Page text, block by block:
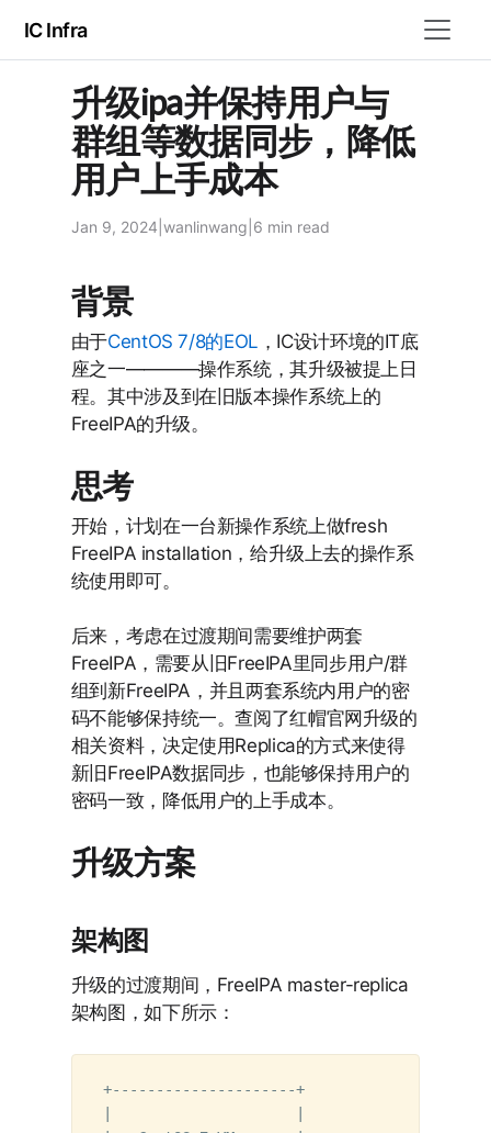
IC Infra
升级ipa并保持用户与
群组等数据同步，降低
用户上手成本
Jan 9, 2024 wanlinwang 6 min read
背景
由于CentOS 7/8的EOL ，IC设计环境的IT底
座之一————操作系统，其升级被提上日
程。其中涉及到在旧版本操作系统上的
FreeIPA的升级。
思考
开始，计划在一台新操作系统上做fresh
FreeIPA installation，给升级上去的操作系
统使用即可。
后来，考虑在过渡期间需要维护两套
FreeIPA，需要从旧FreeIPA里同步用户/群
组到新FreeIPA，并且两套系统内用户的密
码不能够保持统一。查阅了红帽官网升级的
相关资料，决定使用Replica的方式来使得
新旧FreeIPA数据同步，也能够保持用户的
密码一致，降低用户的上手成本。
升级方案
架构图
升级的过渡期间，FreeIPA master-replica
架构图，如下所示：
+---------------------+